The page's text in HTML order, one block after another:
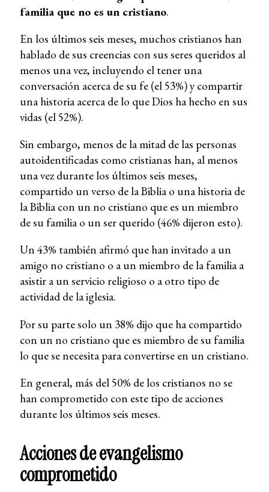
familia que no es un cristiano.
En los últimos seis meses, muchos cristianos han
hablado de sus creencias con sus seres queridos al
menos una vez, incluyendo el tener una
conversación acerca de su fe (el 53%) y compartir
una historia acerca de lo que Dios ha hecho en sus
vidas (el 52%).
Sin embargo, menos de la mitad de las personas
autoidentificadas como cristianas han, al menos
una vez durante los últimos seis meses,
compartido un verso de la Biblia o una historia de
la Biblia con un no cristiano que es un miembro
de su familia o un ser querido (46% dijeron esto).
Un 43% también afirmó que han invitado a un
amigo no cristiano o a un miembro de la familia a
asistir a un servicio religioso o a otro tipo de
actividad de la iglesia.
Por su parte solo un 38% dijo que ha compartido
con un no cristiano que es miembro de su familia
lo que se necesita para convertirse en un cristiano.
En general, más del 50% de los cristianos no se
han comprometido con este tipo de acciones
durante los últimos seis meses.
Acciones de evangelismo
comprometido